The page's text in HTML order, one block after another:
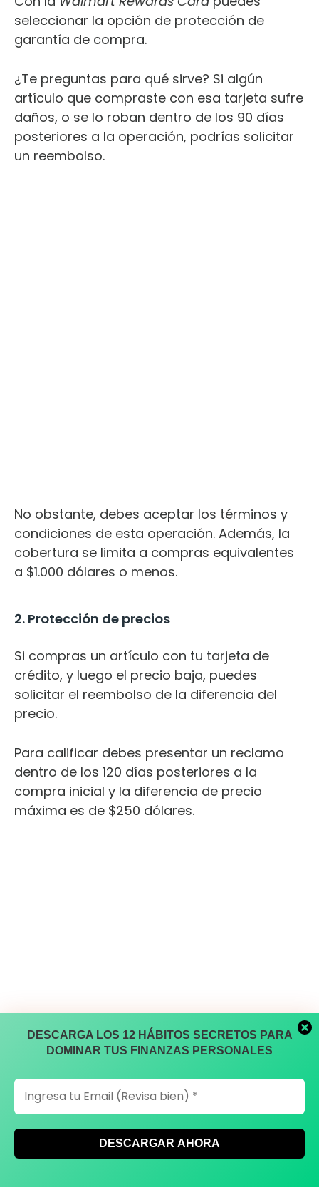
seleccionar la opción de protección de
garantía de compra.
¿Te preguntas para qué sirve? Si algún
artículo que compraste con esa tarjeta sufre
daños, o se lo roban dentro de los 90 días
posteriores a la operación, podrías solicitar
un reembolso.
No obstante, debes aceptar los términos y
condiciones de esta operación. Además, la
cobertura se limita a compras equivalentes
a $1.000 dólares o menos.
2. Protección de precios
Si compras un artículo con tu tarjeta de
crédito, y luego el precio baja, puedes
solicitar el reembolso de la diferencia del
precio.
Para calificar debes presentar un reclamo
dentro de los 120 días posteriores a la
compra inicial y la diferencia de precio
máxima es de $250 dólares.
DESCARGA LOS 12 HÁBITOS SECRETOS PARA
DOMINAR TUS FINANZAS PERSONALES